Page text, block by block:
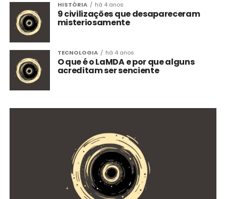
HISTÓRIA há 4 anos
9 civilizações que desapareceram
misteriosamente
TECNOLOGIA há 4 anos
O que é o LaMDA e por que alguns
acreditam ser senciente